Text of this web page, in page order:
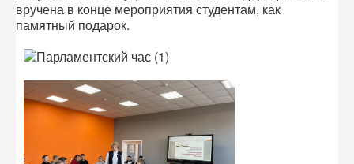
вручена в конце мероприятия студентам, как
памятный подарок.